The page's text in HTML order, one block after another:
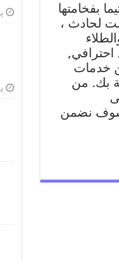
بفخامتها
لحادث ،
خدمات
بك. من
سوف نضمن